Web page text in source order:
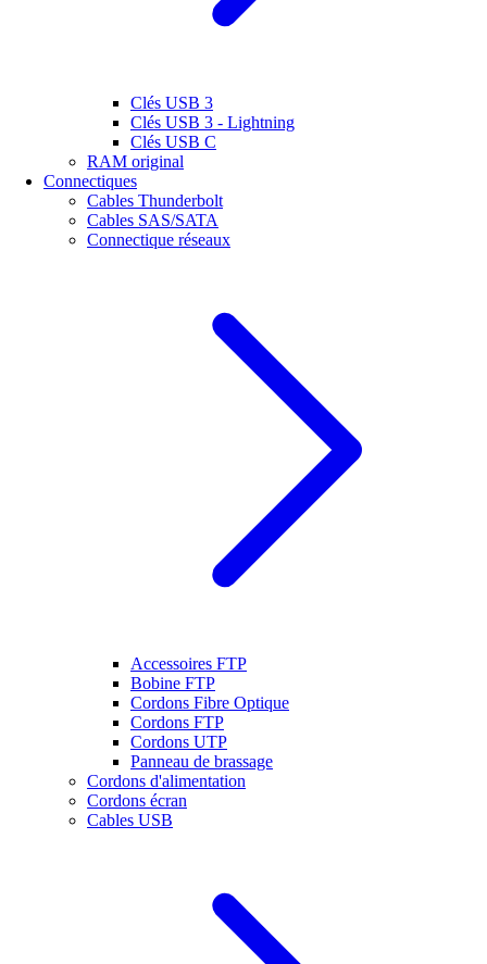
Clés USB 3
Clés USB 3 - Lightning
Clés USB C
RAM original
Connectiques
Cables Thunderbolt
Cables SAS/SATA
Connectique réseaux
Accessoires FTP
Bobine FTP
Cordons Fibre Optique
Cordons FTP
Cordons UTP
Panneau de brassage
Cordons d'alimentation
Cordons écran
Cables USB